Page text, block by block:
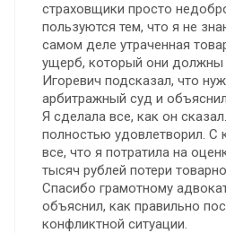
страховщики просто
пользуются тем, что я не
самом деле утраченная
ущерб, который они должны
Игоревич подсказал, что
арбитражный суд и
Я сделала все, как он
полностью удовлетворил. С
все, что я потратила на
тысяч рублей потери
Спасибо грамотному
объяснил, как правильно
конфликтной ситуации.